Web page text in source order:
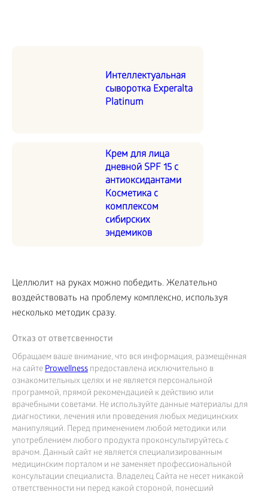
Интеллектуальная
сыворотка Experalta
Platinum
Крем для лица
дневной SPF 15 с
антиоксидантами
Косметика с
комплексом
сибирских
эндемиков
Целлюлит на руках можно победить. Желательно
воздействовать на проблему комплексно, используя
несколько методик сразу.
Отказ от ответсвенности
Обращаем ваше внимание, что вся информация, размещённая
на сайтеProwellness предоставлена исключительно в
ознакомительных целях и не является персональной
программой, прямой рекомендацией к действию или
врачебными советами. Не используйте данные материалы для
диагностики, лечения или проведения любых медицинских
манипуляций. Перед применением любой методики или
употреблением любого продукта проконсультируйтесь с
врачом. Данный сайт не является специализированным
медицинским порталом и не заменяет профессиональной
консультации специалиста. Владелец Сайта не несет никакой
ответственности ни перед какой стороной, понесший